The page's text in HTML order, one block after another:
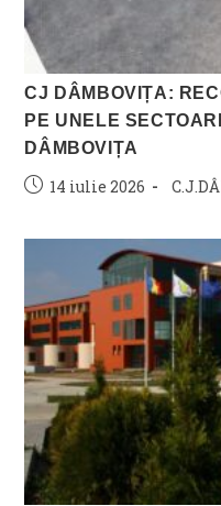
CJ DÂMBOVIȚA:
PE UNELE
DÂMBOVIȚA
Post14 iulie 2026
Post